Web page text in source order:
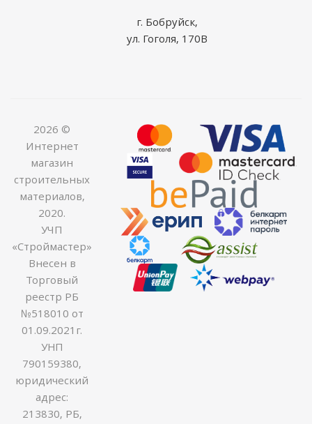
г. Бобруйск,
ул. Гоголя, 170В
2026 ©
Интернет
магазин
строительных
материалов,
2020.
УЧП
«Строймастер»
Внесен в
Торговый
реестр РБ
№518010 от
01.09.2021г.
УНП
790159380,
юридический
адрес:
213830, РБ,